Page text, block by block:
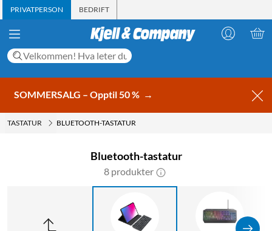
PRIVATPERSON BEDRIFT
SOMMERSALG – Opptil 50 % →
TASTATUR BLUETOOTH-TASTATUR
Bluetooth-tastatur
8 produkter